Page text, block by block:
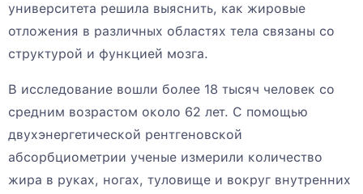
университета решила выяснить, как жировые
отложения в различных областях тела связаны со
структурой и функцией мозга.
В исследование вошли более 18 тысяч человек со
средним возрастом около 62 лет. С помощью
двухэнергетической рентгеновской
абсорбциометрии ученые измерили количество
жира в руках, ногах, туловище и вокруг внутренних